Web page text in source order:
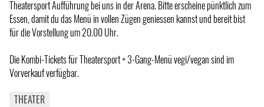
Theatersport Aufführung bei uns in der Arena. Bitte erscheine pünktlich zum
Essen, damit du das Menü in vollen Zügen geniessen kannst und bereit bist
für die Vorstellung um 20.00 Uhr.
Die Kombi-Tickets für Theatersport + 3-Gang-Menü vegi/vegan sind im
Vorverkauf verfügbar.
THEATER